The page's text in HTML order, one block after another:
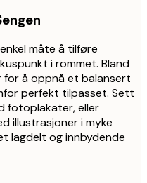
måte å tilføre
i rommet. Bland
for å oppnå et balansert
perfekt tilpasset. Sett
fotoplakater, eller
illustrasjoner i myke
lagdelt og innbydende